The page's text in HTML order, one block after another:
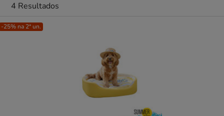
4 Resultados
-25% na 2ª un.